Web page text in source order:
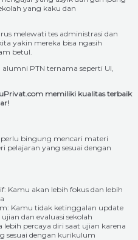
yang kaku dan
melewati tes administrasi dan
yakin mereka bisa ngasih
betul.
PTN ternama seperti UI,
memiliki kualitas terbaik
bingung mencari materi
pelajaran yang sesuai dengan
Kamu akan lebih fokus dan lebih
Kamu tidak ketinggalan update
dan evaluasi sekolah
percaya diri saat ujian karena
sesuai dengan kurikulum